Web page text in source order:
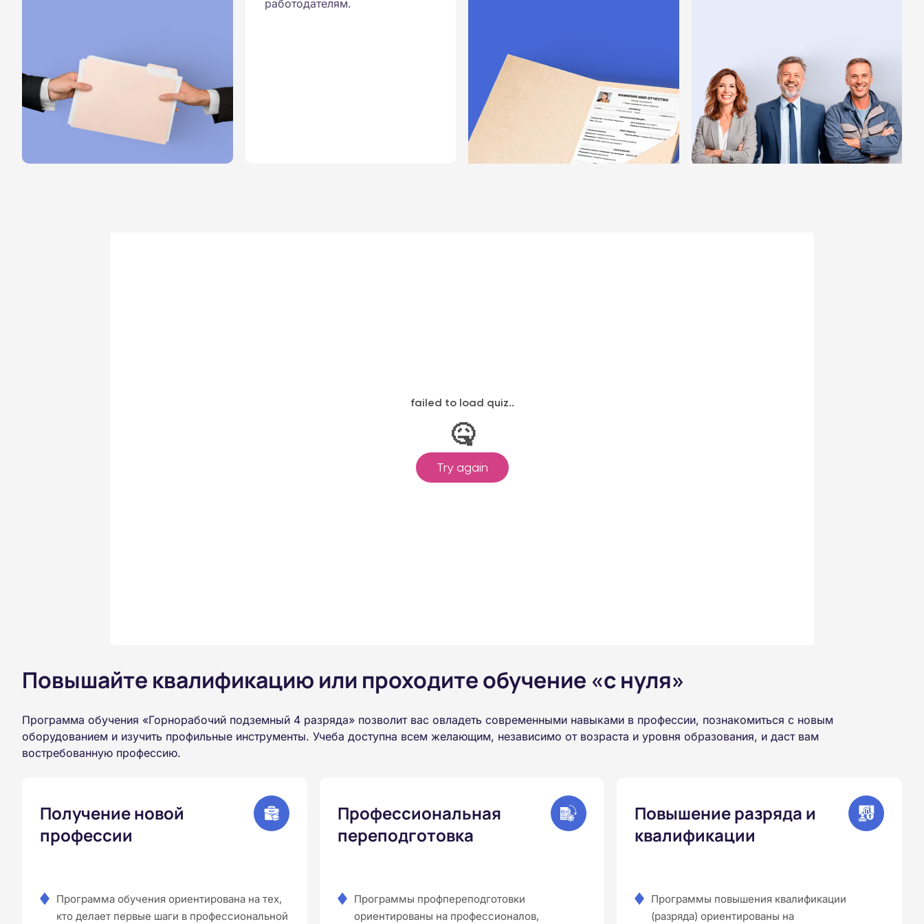
работодателям.
Повышайте квалификацию или проходите обучение «с нуля»
Программа обучения «Горнорабочий подземный 4 разряда» позволит вас овладеть современными навыками в профессии, познакомиться с новым
оборудованием и изучить профильные инструменты. Учеба доступна всем желающим, независимо от возраста и уровня образования, и даст вам
востребованную профессию.
Получение новой
профессии
Программа обучения ориентирована на тех,
кто делает первые шаги в профессиональной
Профессиональная
переподготовка
Программы профпереподготовки
ориентированы на профессионалов,
Повышение разряда и
квалификации
Программы повышения квалификации
(разряда) ориентированы на